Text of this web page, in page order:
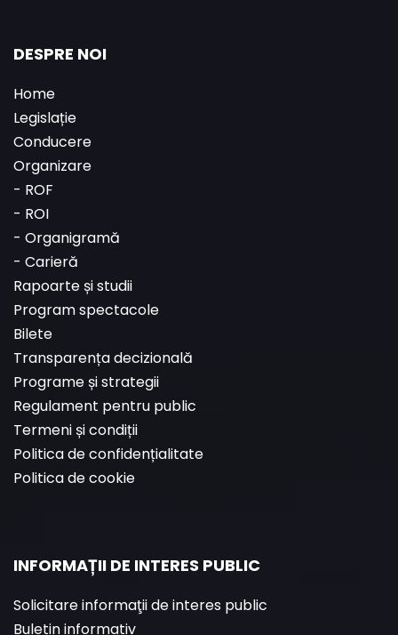
DESPRE NOI
Home
Legislație
Conducere
Organizare
- ROF
- ROI
- Organigramă
- Carieră
Rapoarte și studii
Program spectacole
Bilete
Transparența decizională
Programe și strategii
Regulament pentru public
Termeni și condiții
Politica de confidențialitate
Politica de cookie
INFORMAȚII DE INTERES PUBLIC
Solicitare informaţii de interes public
Buletin informativ